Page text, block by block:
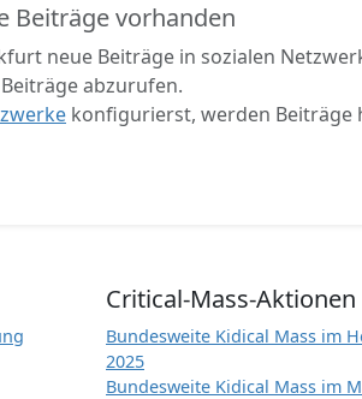
Beiträge vorhanden
neue Beiträge in sozialen
Beiträge abzurufen.
konfigurierst, werden Beiträge
Critical-Mass-Aktionen
Bundesweite Kidical Mass im
2025
Bundesweite Kidical Mass im